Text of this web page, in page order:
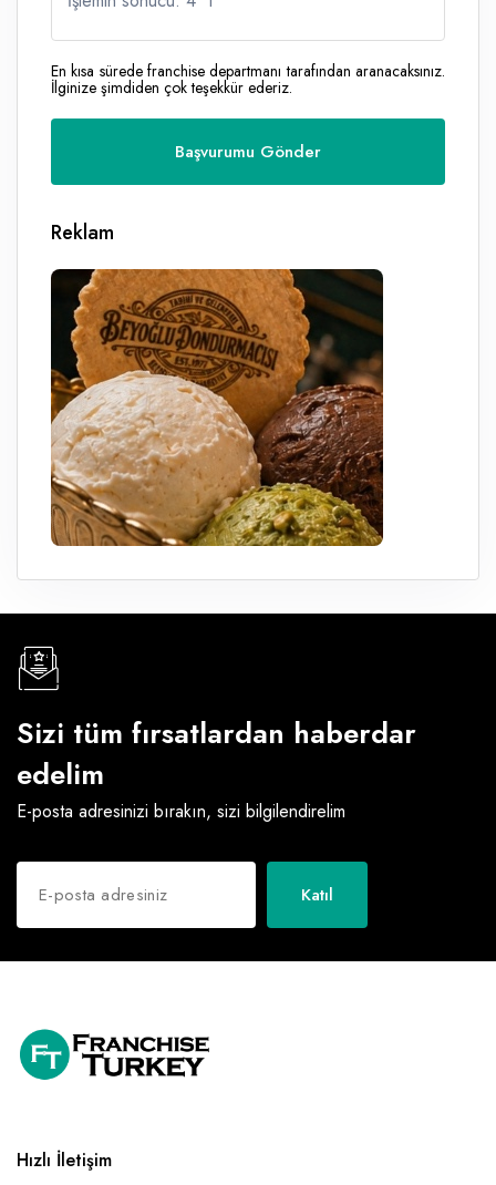
En kısa sürede franchise departmanı tarafından aranacaksınız.
İlginize şimdiden çok teşekkür ederiz.
Reklam
Sizi tüm fırsatlardan haberdar
edelim
E-posta adresinizi bırakın, sizi bilgilendirelim
Katıl
Hızlı İletişim